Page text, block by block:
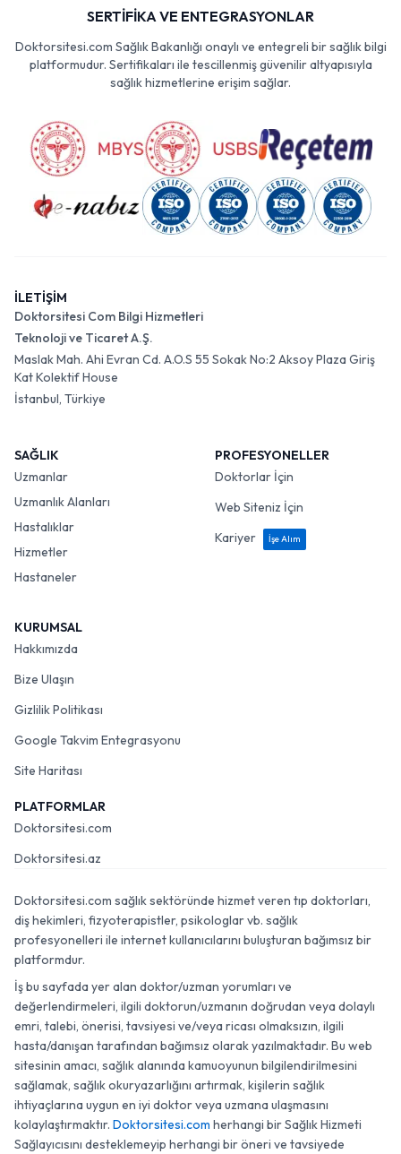
SERTİFİKA VE ENTEGRASYONLAR
Doktorsitesi.com Sağlık Bakanlığı onaylı ve entegreli bir sağlık bilgi
platformudur. Sertifikaları ile tescillenmiş güvenilir altyapısıyla
sağlık hizmetlerine erişim sağlar.
İLETİŞİM
Doktorsitesi Com Bilgi Hizmetleri
Teknoloji ve Ticaret A.Ş.
Maslak Mah. Ahi Evran Cd. A.O.S 55 Sokak No:2 Aksoy Plaza Giriş
Kat Kolektif House
İstanbul, Türkiye
SAĞLIK
Uzmanlar
Uzmanlık Alanları
Hastalıklar
Hizmetler
Hastaneler
PROFESYONELLER
Doktorlar İçin
Web Siteniz İçin
Kariyer
İşe Alım
KURUMSAL
Hakkımızda
Bize Ulaşın
Gizlilik Politikası
Google Takvim Entegrasyonu
Site Haritası
PLATFORMLAR
Doktorsitesi.com
Doktorsitesi.az
Doktorsitesi.com sağlık sektöründe hizmet veren tıp doktorları,
diş hekimleri, fizyoterapistler, psikologlar vb. sağlık
profesyonelleri ile internet kullanıcılarını buluşturan bağımsız bir
platformdur.
İş bu sayfada yer alan doktor/uzman yorumları ve
değerlendirmeleri, ilgili doktorun/uzmanın doğrudan veya dolaylı
emri, talebi, önerisi, tavsiyesi ve/veya ricası olmaksızın, ilgili
hasta/danışan tarafından bağımsız olarak yazılmaktadır. Bu web
sitesinin amacı, sağlık alanında kamuoyunun bilgilendirilmesini
sağlamak, sağlık okuryazarlığını artırmak, kişilerin sağlık
ihtiyaçlarına uygun en iyi doktor veya uzmana ulaşmasını
kolaylaştırmaktır. Doktorsitesi.com herhangi bir Sağlık Hizmeti
Sağlayıcısını desteklemeyip herhangi bir öneri ve tavsiyede